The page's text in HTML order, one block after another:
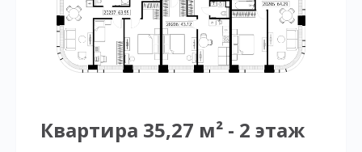
Квартира 35,27 м² - 2 этаж